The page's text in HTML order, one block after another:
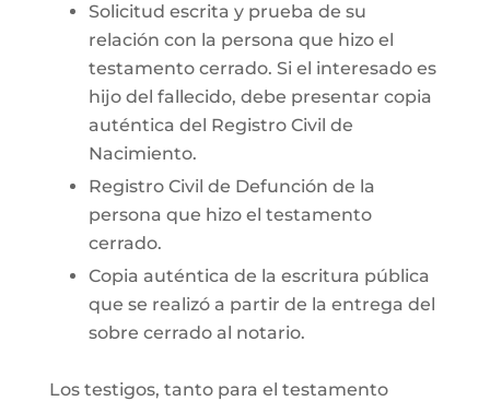
Solicitud escrita y prueba de su
relación con la persona que hizo el
testamento cerrado. Si el interesado es
hijo del fallecido, debe presentar copia
auténtica del Registro Civil de
Nacimiento.
Registro Civil de Defunción de la
persona que hizo el testamento
cerrado.
Copia auténtica de la escritura pública
que se realizó a partir de la entrega del
sobre cerrado al notario.
Los testigos, tanto para el testamento